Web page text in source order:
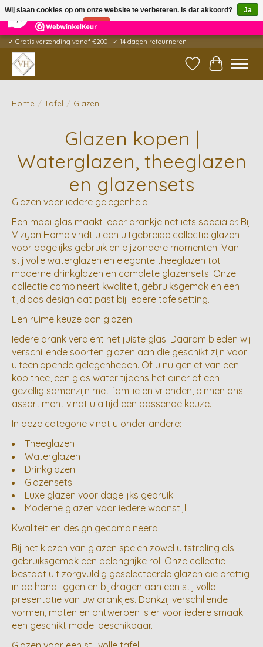
5 Reviews ×
✓ Gratis verzending vanaf €200 | ✓ 14 dagen retourneren
Verlanglijst
Home / Tafel / Glazen
Glazen kopen |
Waterglazen, theeglazen
en glazensets
Glazen voor iedere gelegenheid
Een mooi glas maakt ieder drankje net iets specialer. Bij
Vizyon Home vindt u een uitgebreide collectie glazen
voor dagelijks gebruik en bijzondere momenten. Van
stijlvolle waterglazen en elegante theeglazen tot
moderne drinkglazen en complete glazensets. Onze
collectie combineert kwaliteit, gebruiksgemak en een
tijdloos design dat past bij iedere tafelsetting.
Een ruime keuze aan glazen
Iedere drank verdient het juiste glas. Daarom bieden wij
verschillende soorten glazen aan die geschikt zijn voor
uiteenlopende gelegenheden. Of u nu geniet van een
kop thee, een glas water tijdens het diner of een
gezellig samenzijn met familie en vrienden, binnen ons
assortiment vindt u altijd een passende keuze.
In deze categorie vindt u onder andere:
Theeglazen
Waterglazen
Drinkglazen
Glazensets
Luxe glazen voor dagelijks gebruik
Moderne glazen voor iedere woonstijl
Kwaliteit en design gecombineerd
Bij het kiezen van glazen spelen zowel uitstraling als
gebruiksgemak een belangrijke rol. Onze collectie
bestaat uit zorgvuldig geselecteerde glazen die prettig
in de hand liggen en bijdragen aan een stijlvolle
presentatie van uw drankjes. Dankzij verschillende
vormen, maten en ontwerpen is er voor iedere smaak
een geschikt model beschikbaar.
Wij slaan cookies op om onze website te verbeteren. Is dat akkoord?
Ja
Nee